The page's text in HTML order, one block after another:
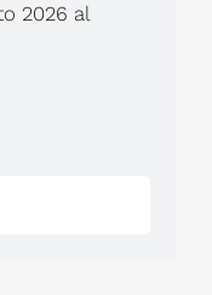
2026 al